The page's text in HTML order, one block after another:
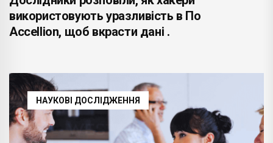
використовують уразливість в По
Accellion, щоб вкрасти дані .
НАУКОВІ ДОСЛІДЖЕННЯ